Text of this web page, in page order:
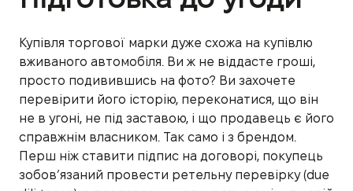
Купівля торгової марки дуже схожа на купівлю
вживаного автомобіля. Ви ж не віддасте гроші,
просто подивившись на фото? Ви захочете
перевірити його історію, переконатися, що він
не в угоні, не під заставою, і що продавець є його
справжнім власником. Так само і з брендом.
Перш ніж ставити підпис на договорі, покупець
зобов’язаний провести ретельну перевірку (due